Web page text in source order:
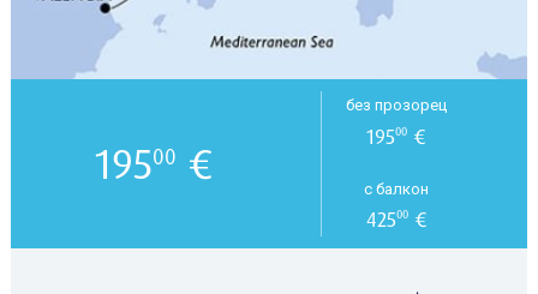
19500 €
без прозорец
19500 €
с балкон
42500€